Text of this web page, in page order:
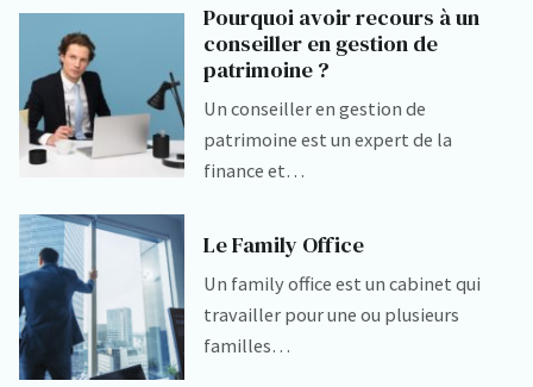
Pourquoi avoir recours à un
conseiller en gestion de
patrimoine ?
Un conseiller en gestion de
patrimoine est un expert de la
finance et…
Le Family Office
Un family office est un cabinet qui
travailler pour une ou plusieurs
familles…